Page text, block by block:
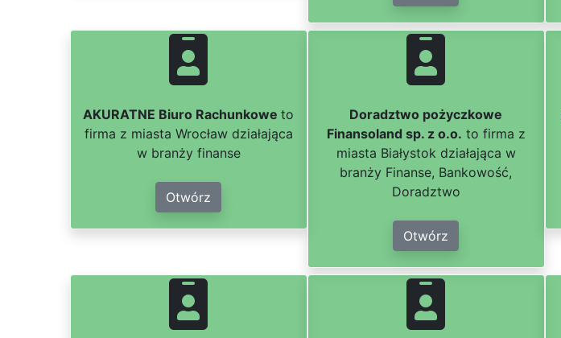
AKURATNE Biuro Rachunkoweto
firma z miasta Wrocław działająca
w branży finanse
Otwórz
Doradztwo pożyczkowe
Finansoland sp. z o.o. to firma z
miasta Białystok działająca w
branży Finanse, Bankowość,
Doradztwo
Otwórz